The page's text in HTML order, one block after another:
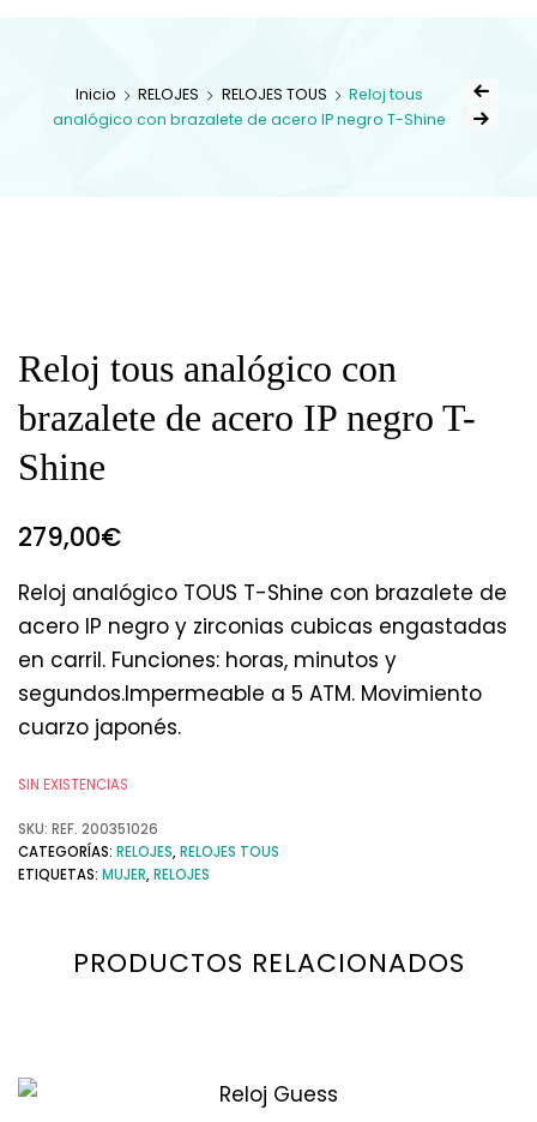
Inicio RELOJES RELOJES TOUS
Reloj tous
analógico con brazalete de acero IP negro T-Shine
Reloj tous analógico con
brazalete de acero IP negro T-
Shine
279,00€
Reloj analógico TOUS T-Shine con brazalete de
acero IP negro y zirconias cubicas engastadas
en carril. Funciones: horas, minutos y
segundos.Impermeable a 5 ATM. Movimiento
cuarzo japonés.
SIN EXISTENCIAS
SKU: REF. 200351026
CATEGORÍAS: RELOJES,RELOJES TOUS
ETIQUETAS: MUJER,RELOJES
PRODUCTOS RELACIONADOS